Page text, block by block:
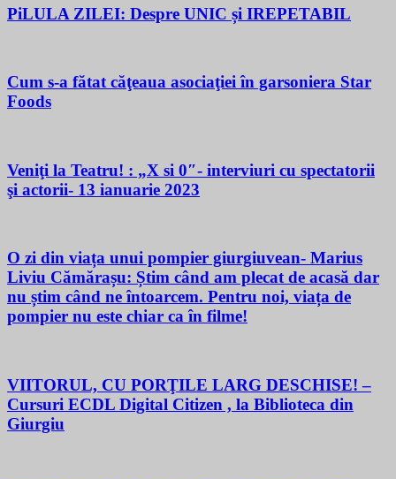
PiLULA ZILEI: Despre UNIC și IREPETABIL
Cum s-a fătat căţeaua asociaţiei în garsoniera Star
Foods
Veniţi la Teatru! : „X si 0″- interviuri cu spectatorii
şi actorii- 13 ianuarie 2023
O zi din viața unui pompier giurgiuvean- Marius
Liviu Cămărașu: Știm când am plecat de acasă dar
nu știm când ne întoarcem. Pentru noi, viața de
pompier nu este chiar ca în filme!
VIITORUL, CU PORŢILE LARG DESCHISE! –
Cursuri ECDL Digital Citizen , la Biblioteca din
Giurgiu